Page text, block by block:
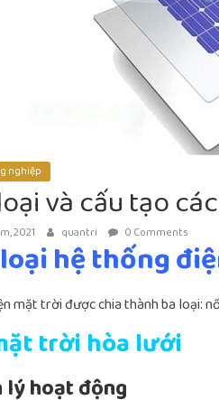
nghiệp
và cấu tạo
2021 quantri 0 Comments
hệ thống
mặt trời được chia thành ba loại:
trời hòa lưới
lý hoạt động